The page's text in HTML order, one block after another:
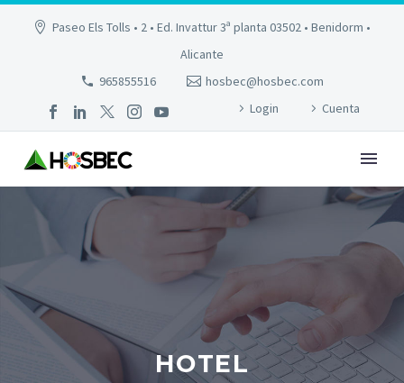
Paseo Els Tolls • 2 • Ed. Invattur 3ª planta 03502 • Benidorm •
Alicante
965855516
hosbec@hosbec.com
Login
Cuenta
HOTEL